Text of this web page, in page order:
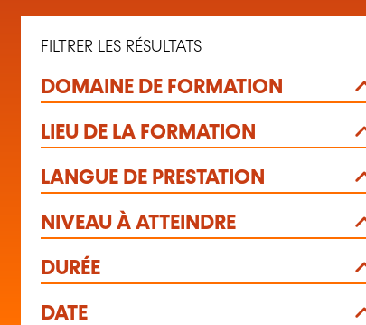
FILTRER LES RÉSULTATS
DOMAINE DE FORMATION
LIEU DE LA FORMATION
LANGUE DE PRESTATION
NIVEAU À ATTEINDRE
DURÉE
DATE